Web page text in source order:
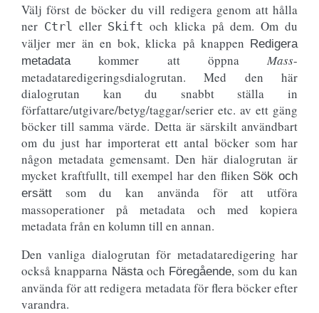
Välj först de böcker du vill redigera genom att hålla
ner Ctrl eller Skift och klicka på dem. Om du
väljer mer än en bok, klicka på knappen Redigera
metadata
kommer att öppna Mass-
metadataredigeringsdialogrutan. Med den här
dialogrutan kan du snabbt ställa in
författare/utgivare/betyg/taggar/serier etc. av ett gäng
böcker till samma värde. Detta är särskilt användbart
om du just har importerat ett antal böcker som har
någon metadata gemensamt. Den här dialogrutan är
mycket kraftfullt, till exempel har den fliken Sök och
ersätt
som du kan använda för att utföra
massoperationer på metadata och med kopiera
metadata från en kolumn till en annan.
Den vanliga dialogrutan för metadataredigering har
också knapparna Nästaoch Föregående, som du kan
använda för att redigera metadata för flera böcker efter
varandra.